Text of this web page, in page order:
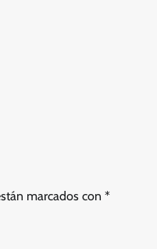
marcados con *